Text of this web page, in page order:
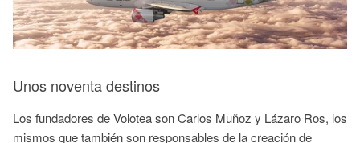
Unos noventa destinos
Los fundadores de Volotea son Carlos Muñoz y Lázaro Ros, los
mismos que también son responsables de la creación de